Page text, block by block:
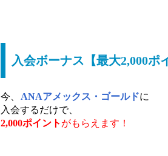
入会ボーナス【最大2,000ポ
今、 ANAアメックス・ゴールドに
入会するだけで、
2,000ポイント がもらえます！